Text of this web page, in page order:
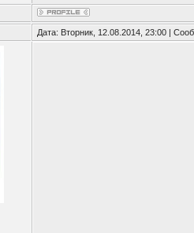
Дата: Вторник, 12.08.2014, 23:00 |